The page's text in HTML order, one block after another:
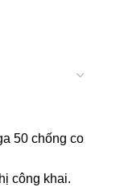
50 chống co
công khai.